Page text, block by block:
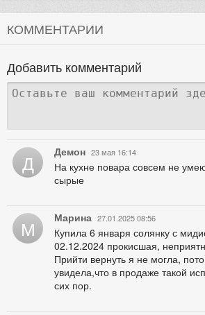
КОММЕНТАРИИ
Добавить комментарий
Д Демон 23 мая 16:14
На кухне повара совсем не
сырые
М Марина 27.01.2025 08:56
Купила 6 января солянку с
02.12.2024 прокисшая,
Прийти вернуть я не могла,
увидела,что в продаже такой
сих пор.